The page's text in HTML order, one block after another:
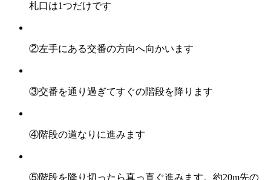
札口は1つだけです
②左手にある交番の方向へ向かいます
③交番を通り過ぎてすぐの階段を降ります
④階段の道なりに進みます
⑤階段を降り切ったら真っ直ぐ進みます。約20m先の